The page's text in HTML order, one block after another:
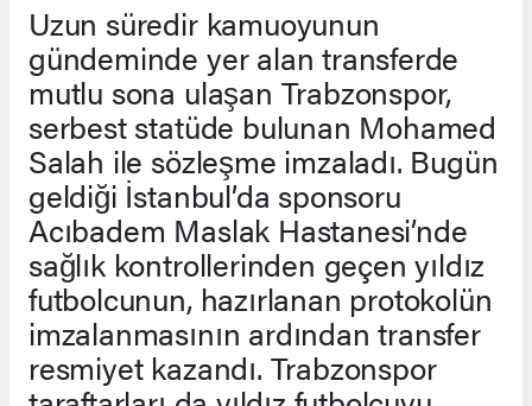
Uzun süredir kamuoyunun
gündeminde yer alan transferde
mutlu sona ulaşan Trabzonspor,
serbest statüde bulunan Mohamed
Salah ile sözleşme imzaladı. Bugün
geldiği İstanbul’da sponsoru
Acıbadem Maslak Hastanesi’nde
sağlık kontrollerinden geçen yıldız
futbolcunun, hazırlanan protokolün
imzalanmasının ardından transfer
resmiyet kazandı. Trabzonspor